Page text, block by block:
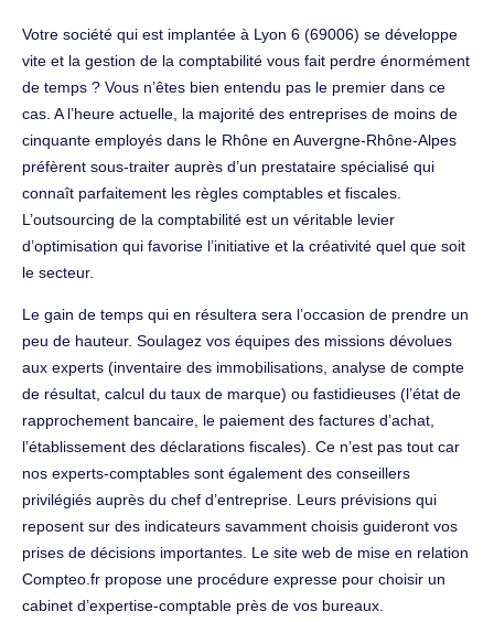
Votre société qui est implantée à Lyon 6 (69006) se développe
vite et la gestion de la comptabilité vous fait perdre énormément
de temps ? Vous n’êtes bien entendu pas le premier dans ce
cas. A l’heure actuelle, la majorité des entreprises de moins de
cinquante employés dans le Rhône en Auvergne-Rhône-Alpes
préfèrent sous-traiter auprès d’un prestataire spécialisé qui
connaît parfaitement les règles comptables et fiscales.
L’outsourcing de la comptabilité est un véritable levier
d’optimisation qui favorise l’initiative et la créativité quel que soit
le secteur.
Le gain de temps qui en résultera sera l’occasion de prendre un
peu de hauteur. Soulagez vos équipes des missions dévolues
aux experts (inventaire des immobilisations, analyse de compte
de résultat, calcul du taux de marque) ou fastidieuses (l’état de
rapprochement bancaire, le paiement des factures d’achat,
l’établissement des déclarations fiscales). Ce n’est pas tout car
nos experts-comptables sont également des conseillers
privilégiés auprès du chef d’entreprise. Leurs prévisions qui
reposent sur des indicateurs savamment choisis guideront vos
prises de décisions importantes. Le site web de mise en relation
Compteo.fr propose une procédure expresse pour choisir un
cabinet d’expertise-comptable près de vos bureaux.